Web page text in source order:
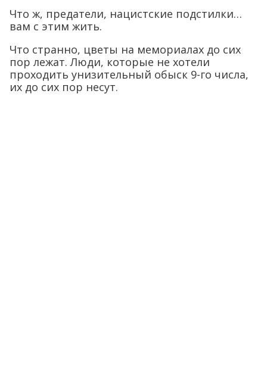
Что ж, предатели, нацистские подстилки…
вам с этим жить.
Что странно, цветы на мемориалах до сих
пор лежат. Люди, которые не хотели
проходить унизительный обыск 9-го числа,
их до сих пор несут.